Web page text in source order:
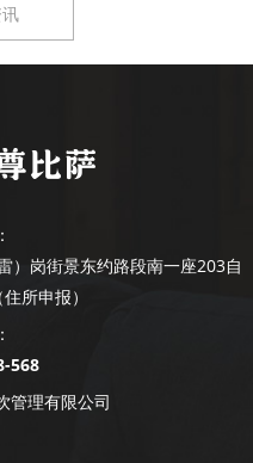
）岗街景东约路段南一座203自
所申报）
568
管理有限公司